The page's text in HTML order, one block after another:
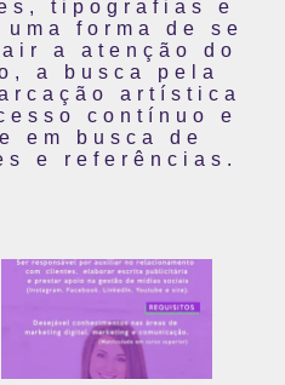
tipografias e
forma de se
a atenção do
a busca pela
artística
contínuo e
em busca de
e referências.